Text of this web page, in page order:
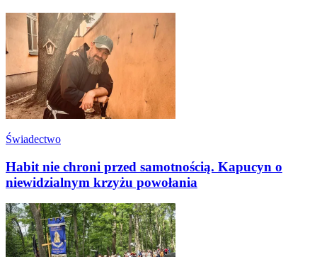
Świadectwo
Habit nie chroni przed samotnością. Kapucyn o
niewidzialnym krzyżu powołania